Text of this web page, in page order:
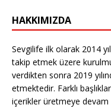
HAKKIMIZDA
Sevgilife ilk olarak 2014
takip etmek üzere
verdikten sonra 2019
etmektedir. Farklı
içerikler üretmeye